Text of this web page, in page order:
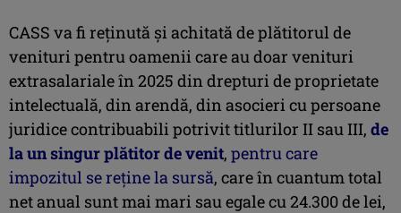
CASS va fi reţinută şi achitată de plătitorul de
venituri pentru oamenii care au doar venituri
extrasalariale în 2025 din drepturi de proprietate
intelectuală, din arendă, din asocieri cu persoane
juridice contribuabili potrivit titlurilor II sau III, de
la un singur plătitor de venit, pentru care
impozitul se reţine la sursă, care în cuantum total
net anual sunt mai mari sau egale cu 24.300 de lei,